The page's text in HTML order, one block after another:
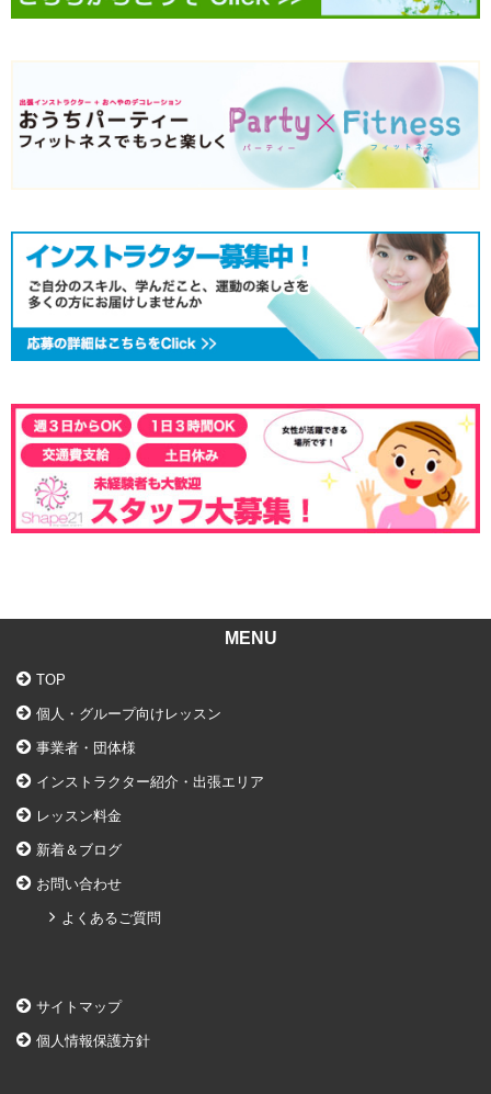
MENU
TOP
個人・グループ向けレッスン
事業者・団体様
インストラクター紹介・出張エリア
レッスン料金
新着＆ブログ
お問い合わせ
よくあるご質問
サイトマップ
個人情報保護方針